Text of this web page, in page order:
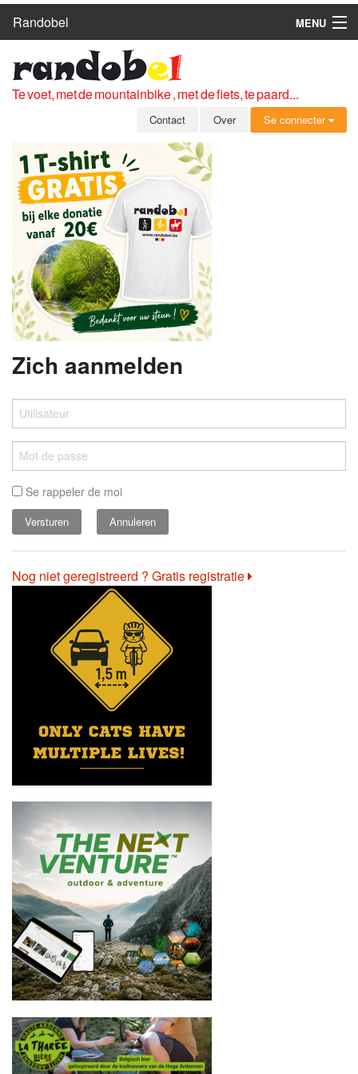
Randobel
MENU
ROUTES
CLUBS
OVER
LEDEN
ZICH AANMELDEN
GRATIS REGISTRATIE
WACHTWOORD VERGETEN
Te voet, met de mountainbike , met de fiets, te paard...
Contact Over Se connecter
Zich aanmelden
Se rappeler de moi
Annuleren
Nog niet geregistreerd ? Gratis registratie